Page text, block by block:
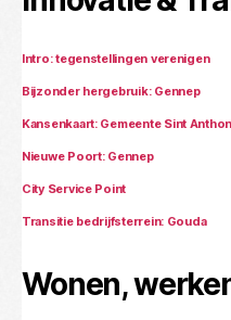
Intro: tegenstellingen verenigen
Bijzonder hergebruik: Gennep
Kansenkaart: Gemeente Sint
Nieuwe Poort: Gennep
City Service Point
Transitie bedrijfsterrein: Gouda
Wonen,